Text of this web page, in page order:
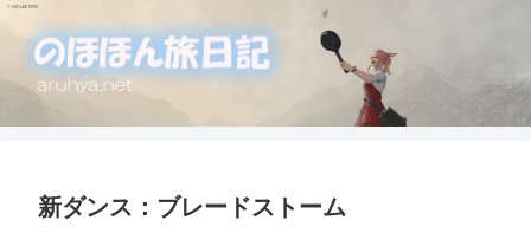
新ダンス：ブレードストーム